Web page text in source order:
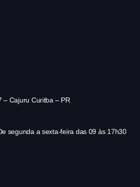
– Cajuru Curitba – PR
segunda a sexta-feira das 09 às 17h30